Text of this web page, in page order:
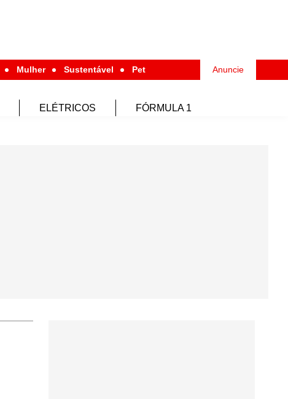
Mulher Sustentável Pet Anuncie
ELÉTRICOS FÓRMULA 1